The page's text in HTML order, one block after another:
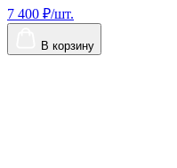
7 400 ₽/шт.
В корзину